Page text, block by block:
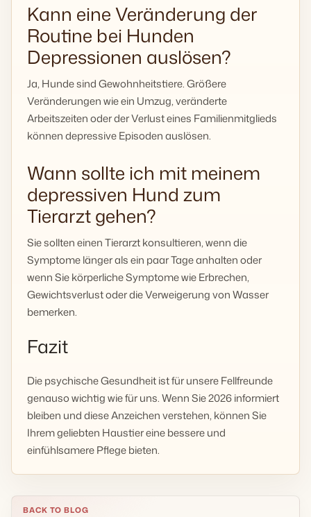
Kann eine Veränderung der
Routine bei Hunden
Depressionen auslösen?
Ja, Hunde sind Gewohnheitstiere. Größere
Veränderungen wie ein Umzug, veränderte
Arbeitszeiten oder der Verlust eines Familienmitglieds
können depressive Episoden auslösen.
Wann sollte ich mit meinem
depressiven Hund zum
Tierarzt gehen?
Sie sollten einen Tierarzt konsultieren, wenn die
Symptome länger als ein paar Tage anhalten oder
wenn Sie körperliche Symptome wie Erbrechen,
Gewichtsverlust oder die Verweigerung von Wasser
bemerken.
Fazit
Die psychische Gesundheit ist für unsere Fellfreunde
genauso wichtig wie für uns. Wenn Sie 2026 informiert
bleiben und diese Anzeichen verstehen, können Sie
Ihrem geliebten Haustier eine bessere und
einfühlsamere Pflege bieten.
BACK TO BLOG